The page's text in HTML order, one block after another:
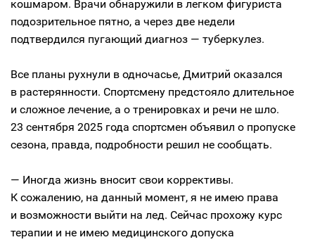
кошмаром. Врачи обнаружили в легком фигуриста
подозрительное пятно, а через две недели
подтвердился пугающий диагноз — туберкулез.
Все планы рухнули в одночасье, Дмитрий оказался
в растерянности. Спортсмену предстояло длительное
и сложное лечение, а о тренировках и речи не шло.
23 сентября 2025 года спортсмен объявил о пропуске
сезона, правда, подробности решил не сообщать.
— Иногда жизнь вносит свои коррективы.
К сожалению, на данный момент, я не имею права
и возможности выйти на лед. Сейчас прохожу курс
терапии и не имею медицинского допуска